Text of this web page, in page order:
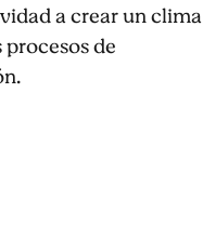
a crear un clima
de